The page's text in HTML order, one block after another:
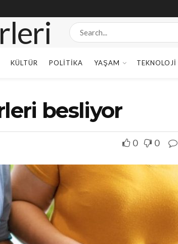
KÜLTÜR POLITIKA YAŞAM TEKNOLOJI
besliyor
0 0